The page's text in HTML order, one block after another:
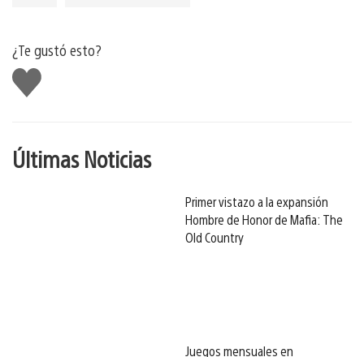
¿Te gustó esto?
Me
gusta
Últimas Noticias
Primer vistazo a la expansión
Hombre de Honor de Mafia: The
Old Country
Juegos mensuales en